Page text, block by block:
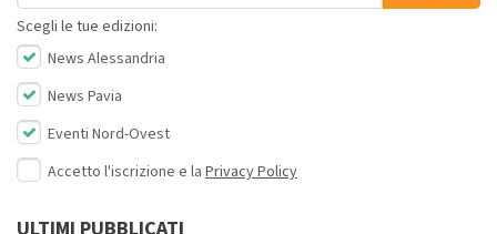
Scegli le tue edizioni:
News Alessandria
News Pavia
Eventi Nord-Ovest
Accetto l'iscrizione e la Privacy Policy